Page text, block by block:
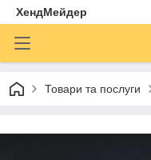
ХендМейдер
Товари та послуги